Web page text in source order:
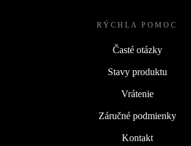
RÝCHLA POMOC
Časté otázky
Stavy produktu
Vrátenie
Záručné podmienky
Kontakt